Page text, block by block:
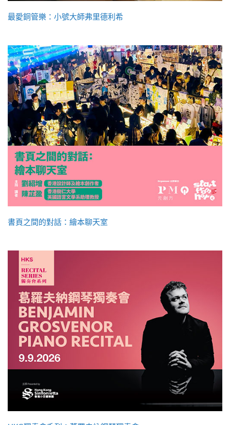
最愛銅管樂：小號大師弗里德利希
書頁之間的對話：繪本聊天室